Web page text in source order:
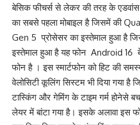
बेसिक फीचर्स से लेकर की तरह के
का सबसे पहला मोबाइल है जिसमें की
Gen 5 प्रोसेसर का इस्तेमाल हुआ है
इस्तेमाल हुआ है यह फोन Android 16
फोन है । इस स्मार्टफोन को हिट की
वेलोसिटी कूलिंग सिस्टम भी दिया गया है
टास्किंग और गेमिंग के टाइम गर्म होनेसे
लेयर में बांटा गया है। इसके अलावा इस